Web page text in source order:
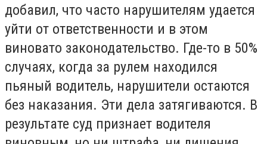
добавил, что часто нарушителям удается
уйти от ответственности и в этом
виновато законодательство. Где-то в 50%
случаях, когда за рулем находился
пьяный водитель, нарушители остаются
без наказания. Эти дела затягиваются. В
результате суд признает водителя